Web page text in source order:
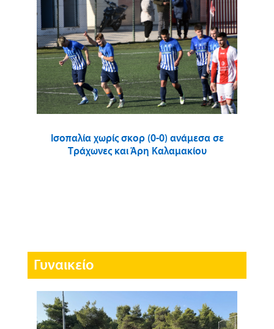
Ισοπαλία χωρίς σκορ (0-0) ανάμεσα σε
Τράχωνες και Άρη Καλαμακίου
Γυναικείο